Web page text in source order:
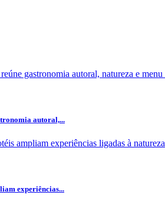
autoral,...
experiências...